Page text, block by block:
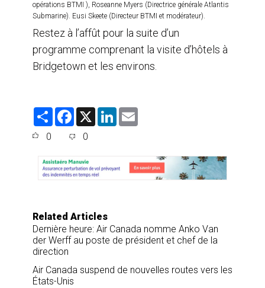
opérations BTMI ), Roseanne Myers (Directrice générale Atlantis
Submarine). Eusi Skeete (Directeur BTMI et modérateur).
Restez à l’affût pour la suite d’un
programme comprenant la visite d’hôtels à
Bridgetown et les environs.
S
F
e
o
o
k
X
L
I
0 0
Related Articles
Dernière heure: Air Canada nomme Anko Van
der Werff au poste de président et chef de la
direction
Air Canada suspend de nouvelles routes vers les
États-Unis